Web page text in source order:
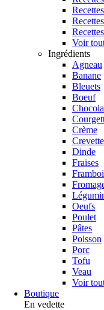
Voir
Ingrédients
Agneau
Banane
Bleuets
Boeuf
Crème
Dinde
Fraises
Oeufs
Poulet
Pâtes
Poisson
Porc
Tofu
Veau
Voir
Boutique
En vedette